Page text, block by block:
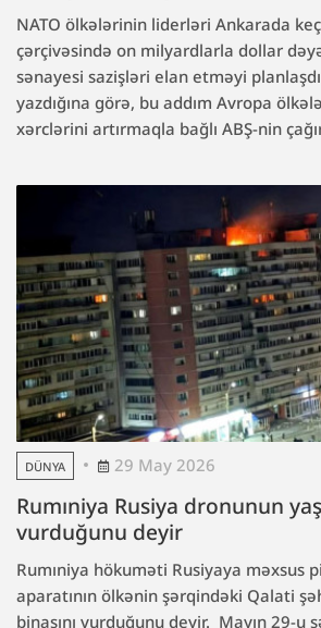
NATO ölkələrinin liderləri Ankarada
çərçivəsində on milyardlarla dollar
sənayesi sazişləri elan etməyi
yazdığına görə, bu addım Avropa
xərclərini artırmaqla bağlı ABŞ-nin
DÜNYA 29 May 2026
Rumıniya Rusiya dronunun
vurduğunu deyir
Rumıniya hökuməti Rusiyaya məxsus
aparatının ölkənin şərqindəki Qalati
binasını vurduğunu deyir. Mayın 29-u